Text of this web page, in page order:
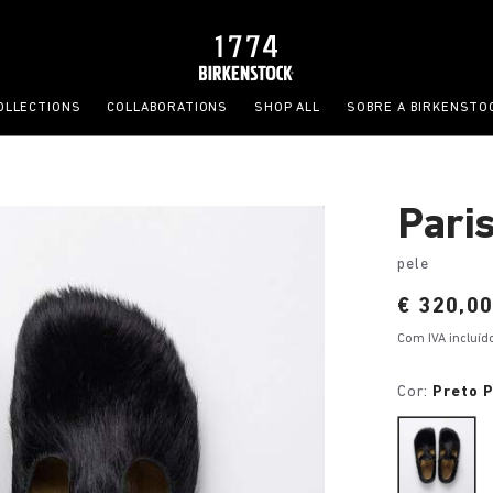
COLLABORATIONS SHOP ALL SOBRE A
pele
Price:
€ 320,00
Com IVA
Cor: Preto